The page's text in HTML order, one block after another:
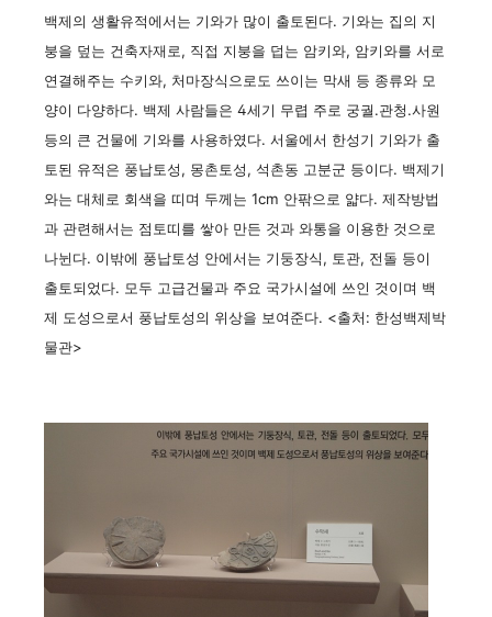
백제의 생활유적에서는 기와가 많이 출토된다. 기와는 집의 지
붕을 덮는 건축자재로, 직접 지붕을 덥는 암키와, 암키와를 서로
연결해주는 수키와, 처마장식으로도 쓰이는 막새 등 종류와 모
양이 다양하다. 백제 사람들은 4세기 무렵 주로 궁궐.관청.사원
등의 큰 건물에 기와를 사용하였다. 서울에서 한성기 기와가 출
토된 유적은 풍납토성, 몽촌토성, 석촌동 고분군 등이다. 백제기
와는 대체로 회색을 띠며 두께는 1cm 안팎으로 얇다. 제작방법
과 관련해서는 점토띠를 쌓아 만든 것과 와통을 이용한 것으로
나뉜다. 이밖에 풍납토성 안에서는 기둥장식, 토관, 전돌 등이
출토되었다. 모두 고급건물과 주요 국가시설에 쓰인 것이며 백
제 도성으로서 풍납토성의 위상을 보여준다. <출처: 한성백제박
물관>